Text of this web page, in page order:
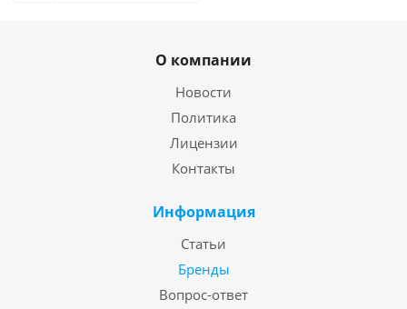
О компании
Новости
Политика
Лицензии
Контакты
Информация
Статьи
Бренды
Вопрос-ответ